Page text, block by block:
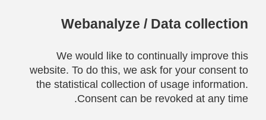
Webanalyze / Data collection
We would like to continually improve this
website. To do this, we ask for your consent to
the statistical collection of usage information.
Consent can be revoked at any time.